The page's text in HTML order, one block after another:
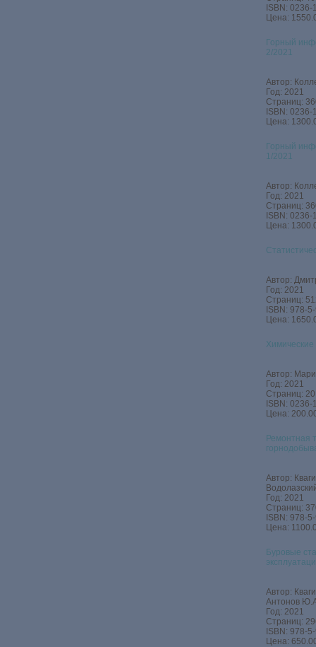
ISBN: 0236-
Цена:
Горный
2/2021
Автор:
Год: 2021
Страниц:
ISBN: 0236-
Цена:
Горный
1/2021
Автор:
Год: 2021
Страниц:
ISBN: 0236-
Цена:
Автор:
Год: 2021
Страниц:
ISBN: 978-
Цена:
Автор:
Год: 2021
Страниц: 20
ISBN:
Цена:
Ремонтная
Автор:
Год: 2021
Страниц:
ISBN: 978-
Цена:
Буровые
Автор:
Антонов
Год: 2021
Страниц:
ISBN: 978-
Цена: